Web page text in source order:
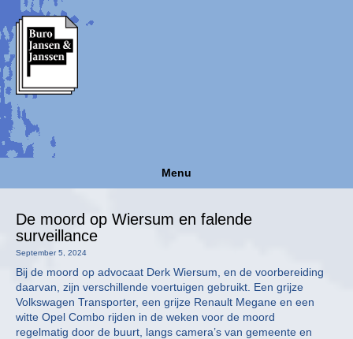
Menu
De moord op Wiersum en falende
surveillance
September 5, 2024
Bij de moord op advocaat Derk Wiersum, en de voorbereiding
daarvan, zijn verschillende voertuigen gebruikt. Een grijze
Volkswagen Transporter, een grijze Renault Megane en een
witte Opel Combo rijden in de weken voor de moord
regelmatig door de buurt, langs camera’s van gemeente en